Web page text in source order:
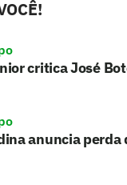
critica José
anuncia